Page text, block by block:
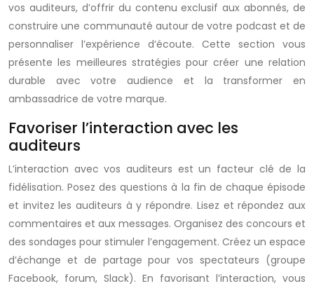
vos auditeurs, d’offrir du contenu exclusif aux abonnés, de
construire une communauté autour de votre podcast et de
personnaliser l’expérience d’écoute. Cette section vous
présente les meilleures stratégies pour créer une relation
durable avec votre audience et la transformer en
ambassadrice de votre marque.
Favoriser l’interaction avec les
auditeurs
L’interaction avec vos auditeurs est un facteur clé de la
fidélisation. Posez des questions à la fin de chaque épisode
et invitez les auditeurs à y répondre. Lisez et répondez aux
commentaires et aux messages. Organisez des concours et
des sondages pour stimuler l’engagement. Créez un espace
d’échange et de partage pour vos spectateurs (groupe
Facebook, forum, Slack). En favorisant l’interaction, vous